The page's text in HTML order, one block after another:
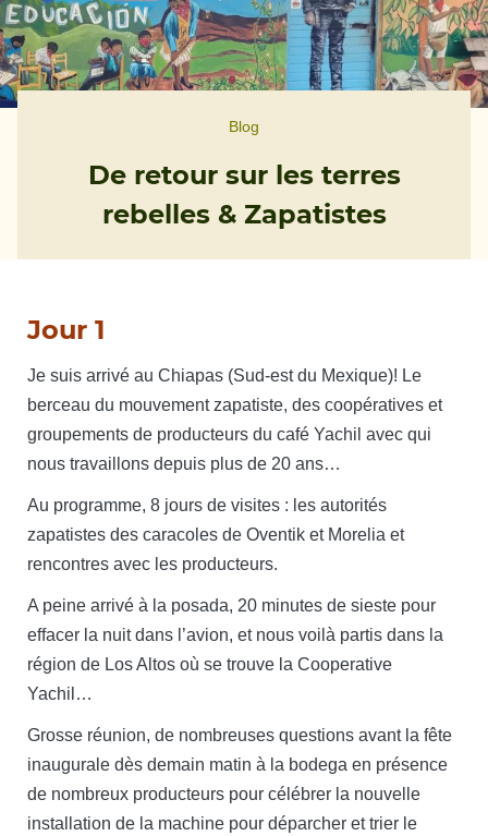
Blog
De retour sur les terres
rebelles & Zapatistes
Jour 1
Je suis arrivé au Chiapas (Sud-est du Mexique)! Le
berceau du mouvement zapatiste, des coopératives et
groupements de producteurs du café Yachil avec qui
nous travaillons depuis plus de 20 ans…
Au programme, 8 jours de visites : les autorités
zapatistes des caracoles de Oventik et Morelia et
rencontres avec les producteurs.
A peine arrivé à la posada, 20 minutes de sieste pour
effacer la nuit dans l’avion, et nous voilà partis dans la
région de Los Altos où se trouve la Cooperative
Yachil…
Grosse réunion, de nombreuses questions avant la fête
inaugurale dès demain matin à la bodega en présence
de nombreux producteurs pour célébrer la nouvelle
installation de la machine pour déparcher et trier le